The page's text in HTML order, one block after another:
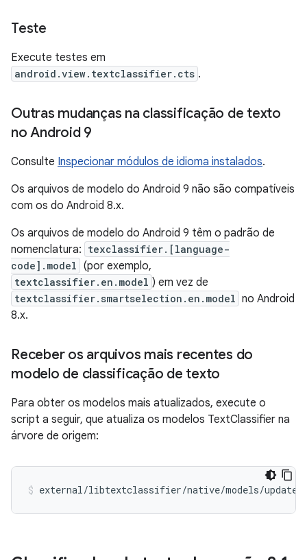
Teste
Execute testes em
android.view.textclassifier.cts .
Outras mudanças na classificação de texto
no Android 9
Consulte Inspecionar módulos de idioma instalados.
Os arquivos de modelo do Android 9 não são compatíveis
com os do Android 8.x.
Os arquivos de modelo do Android 9 têm o padrão de
nomenclatura: texclassifier.[language-
code].model (por exemplo,
textclassifier.en.model ) em vez de
textclassifier.smartselection.en.model no Android
8.x.
Receber os arquivos mais recentes do
modelo de classificação de texto
Para obter os modelos mais atualizados, execute o
script a seguir, que atualiza os modelos TextClassifier na
árvore de origem: